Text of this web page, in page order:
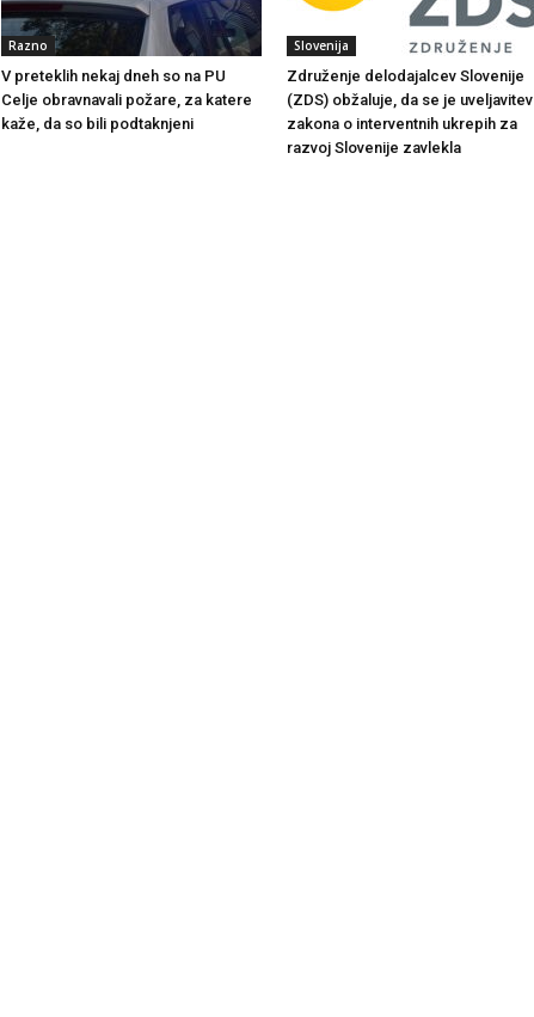
Razno
V preteklih nekaj dneh so na PU
Celje obravnavali požare, za katere
kaže, da so bili podtaknjeni
Slovenija
Združenje delodajalcev Slovenije
(ZDS) obžaluje, da se je uveljavitev
zakona o interventnih ukrepih za
razvoj Slovenije zavlekla